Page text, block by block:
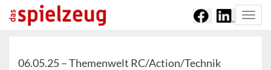
06.05.25 –Themenwelt RC/Action/Technik